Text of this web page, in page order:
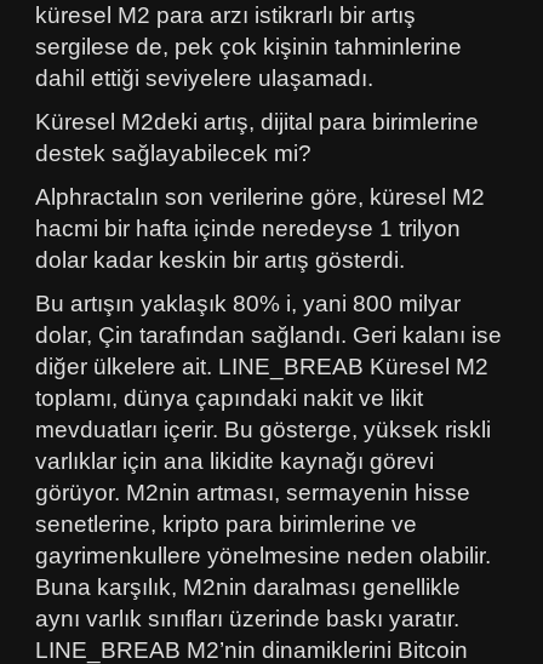
küresel M2 para arzı istikrarlı bir artış
sergilese de, pek çok kişinin tahminlerine
dahil ettiği seviyelere ulaşamadı.
Küresel M2deki artış, dijital para birimlerine
destek sağlayabilecek mi?
Alphractalın son verilerine göre, küresel M2
hacmi bir hafta içinde neredeyse 1 trilyon
dolar kadar keskin bir artış gösterdi.
Bu artışın yaklaşık 80% i, yani 800 milyar
dolar, Çin tarafından sağlandı. Geri kalanı ise
diğer ülkelere ait. LINE_BREAB Küresel M2
toplamı, dünya çapındaki nakit ve likit
mevduatları içerir. Bu gösterge, yüksek riskli
varlıklar için ana likidite kaynağı görevi
görüyor. M2nin artması, sermayenin hisse
senetlerine, kripto para birimlerine ve
gayrimenkullere yönelmesine neden olabilir.
Buna karşılık, M2nin daralması genellikle
aynı varlık sınıfları üzerinde baskı yaratır.
LINE_BREAB M2’nin dinamiklerini Bitcoin